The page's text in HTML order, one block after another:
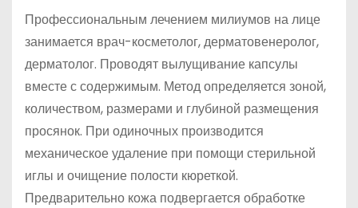
Профессиональным лечением милиумов на лице
занимается врач-косметолог, дерматовенеролог,
дерматолог. Проводят вылущивание капсулы
вместе с содержимым. Метод определяется зоной,
количеством, размерами и глубиной размещения
просянок. При одиночных производится
механическое удаление при помощи стерильной
иглы и очищение полости кюреткой.
Предварительно кожа подвергается обработке